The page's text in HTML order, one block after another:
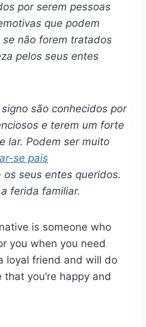
por serem pessoas
que podem
não forem tratados
pelos seus entes
são conhecidos por
e terem um forte
lar. Podem ser muito
se pais
os seus entes queridos.
ferida familiar.
is someone who
you when you need
loyal friend and will do
you’re happy and